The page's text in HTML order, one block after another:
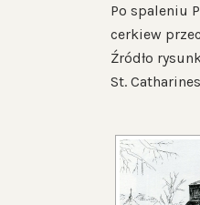
Po spaleniu
cerkiew
Źródło
St.